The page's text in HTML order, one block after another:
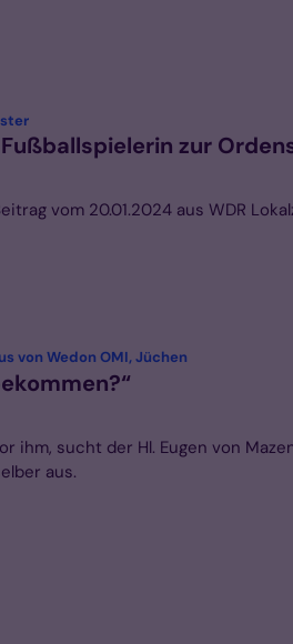
:
zur
vom 20.01.2024 aus WDR
von Wedon OMI, Jüchen:
ihm, sucht der Hl. Eugen von
aus.